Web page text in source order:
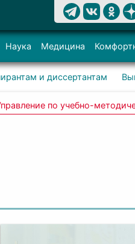
Наука Медицина
и диссертантам
по учебно-